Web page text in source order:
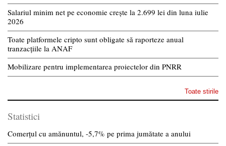
Salariul minim net pe economie crește la 2.699 lei din luna iulie
2026
Toate platformele cripto sunt obligate să raporteze anual
tranzacțiile la ANAF
Mobilizare pentru implementarea proiectelor din PNRR
Toate stirile
Statistici
Comerțul cu amănuntul, -5,7% pe prima jumătate a anului